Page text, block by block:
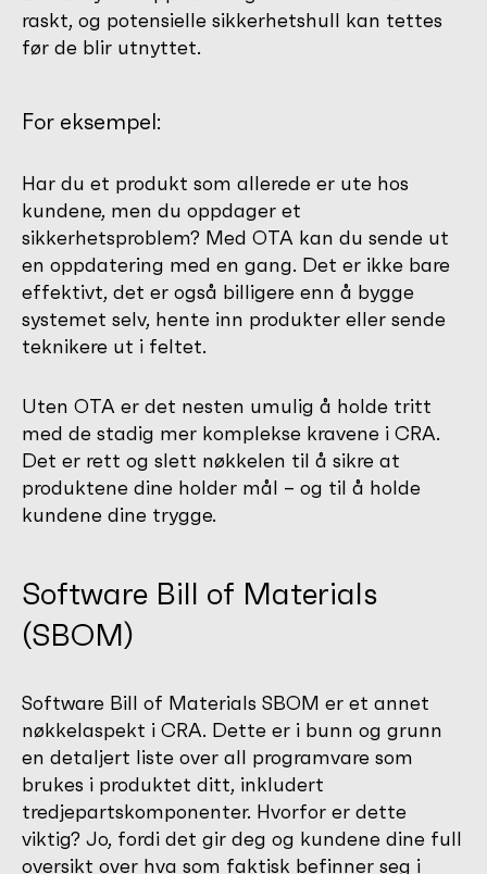
raskt, og potensielle sikkerhetshull kan tettes
før de blir utnyttet.
For eksempel:
Har du et produkt som allerede er ute hos
kundene, men du oppdager et
sikkerhetsproblem? Med OTA kan du sende ut
en oppdatering med en gang. Det er ikke bare
effektivt, det er også billigere enn å bygge
systemet selv, hente inn produkter eller sende
teknikere ut i feltet.
Uten OTA er det nesten umulig å holde tritt
med de stadig mer komplekse kravene i CRA.
Det er rett og slett nøkkelen til å sikre at
produktene dine holder mål – og til å holde
kundene dine trygge.
Software Bill of Materials
(SBOM)
Software Bill of Materials SBOM er et annet
nøkkelaspekt i CRA. Dette er i bunn og grunn
en detaljert liste over all programvare som
brukes i produktet ditt, inkludert
tredjepartskomponenter. Hvorfor er dette
viktig? Jo, fordi det gir deg og kundene dine full
oversikt over hva som faktisk befinner seg i